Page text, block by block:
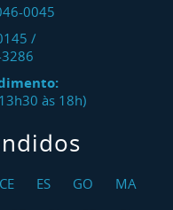
0045
/
às 18h)
CE ES GO
MA